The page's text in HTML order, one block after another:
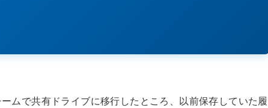
ムで共有ドライブに移行したところ、以前保存していた履